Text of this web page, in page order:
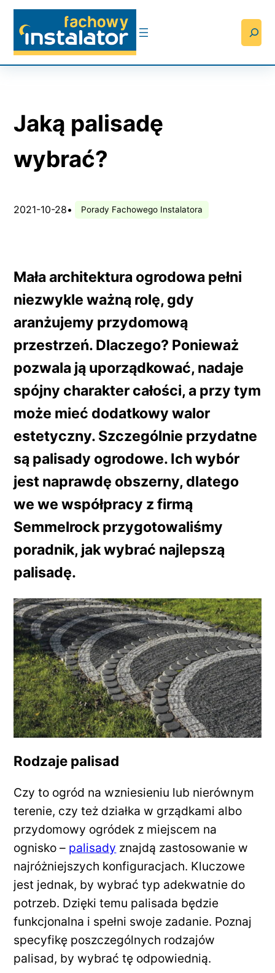
Przejdź
treści
Jaką palisadę
wybrać?
2021-10-28• Porady Fachowego Instalatora
Mała architektura ogrodowa pełni
niezwykle ważną rolę, gdy
aranżujemy przydomową
przestrzeń. Dlaczego? Ponieważ
pozwala ją uporządkować, nadaje
spójny charakter całości, a przy tym
może mieć dodatkowy walor
estetyczny. Szczególnie przydatne
są palisady ogrodowe. Ich wybór
jest naprawdę obszerny, dlatego
we we współpracy z firmą
Semmelrock przygotowaliśmy
poradnik, jak wybrać najlepszą
palisadę.
Rodzaje palisad
Czy to ogród na wzniesieniu lub nierównym
terenie, czy też działka w grządkami albo
przydomowy ogródek z miejscem na
ognisko – palisady znajdą zastosowanie w
najróżniejszych konfiguracjach. Kluczowe
jest jednak, by wybrać typ adekwatnie do
potrzeb. Dzięki temu palisada będzie
funkcjonalna i spełni swoje zadanie. Poznaj
specyfikę poszczególnych rodzajów
palisad, by wybrać tę odpowiednią.